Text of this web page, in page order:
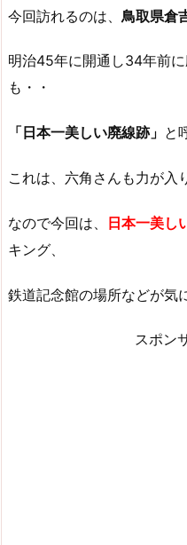
今回訪れるのは、 鳥取県倉
明治45年に開通し34年前
も・・
「日本一美しい廃線跡」 と
これは、六角さんも力が入
なので今回は、 日本一美し
キング、
鉄道記念館の場所などが気
スポン